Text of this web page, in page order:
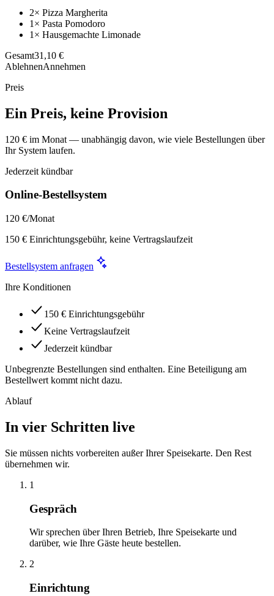
2× Pizza Margherita
1× Pasta Pomodoro
1× Hausgemachte Limonade
Gesamt31,10 €
AblehnenAnnehmen
Preis
Ein Preis, keine Provision
120 € im Monat — unabhängig davon, wie viele Bestellungen über
Ihr System laufen.
Jederzeit kündbar
Online-Bestellsystem
120 €/Monat
150 € Einrichtungsgebühr, keine Vertragslaufzeit
Bestellsystem anfragen
Ihre Konditionen
150 € Einrichtungsgebühr
Keine Vertragslaufzeit
Jederzeit kündbar
Unbegrenzte Bestellungen sind enthalten. Eine Beteiligung am
Bestellwert kommt nicht dazu.
Ablauf
In vier Schritten live
Sie müssen nichts vorbereiten außer Ihrer Speisekarte. Den Rest
übernehmen wir.
1
Gespräch
Wir sprechen über Ihren Betrieb, Ihre Speisekarte und
darüber, wie Ihre Gäste heute bestellen.
2
Einrichtung